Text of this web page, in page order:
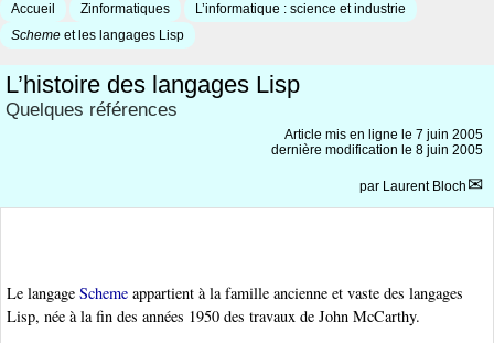
Accueil Zinformatiques
L’informatique : science et industrie
Scheme et les langages Lisp
L’histoire des langages Lisp
Quelques références
Article mis en ligne le 7 juin 2005
dernière modification le 8 juin 2005
par Laurent Bloch
Le langage Scheme appartient à la famille ancienne et vaste des langages
Lisp, née à la fin des années 1950 des travaux de John McCarthy.